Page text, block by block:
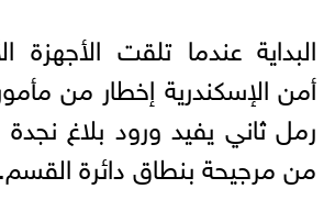
البداية عندما تلقت الأجهزة
أمن الإسكندرية إخطار من
رمل ثاني يفيد ورود بلاغ
من مرجيحة بنطاق دائرة القسم.